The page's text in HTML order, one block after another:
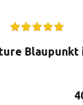
Blaupunkt